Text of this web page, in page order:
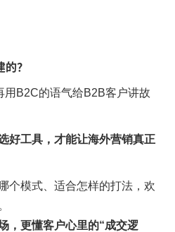
？
用B2C的语气给B2B客户讲故
好工具，才能让海外营销真正
个模式、适合怎样的打法，欢
。
，更懂客户心里的“成交逻